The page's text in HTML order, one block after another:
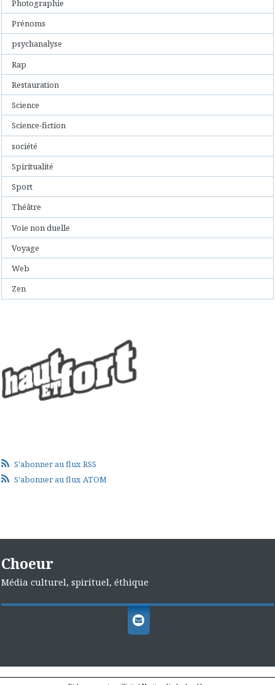
Photographie
Prénoms
psychanalyse
Rap
Restauration
Science
Science-fiction
société
Spiritualité
Sport
Théâtre
Voie non duelle
Voyage
Web
Zen
S'abonner au flux RSS
S'abonner au flux ATOM
Choeur
Média culturel, spirituel, éthique